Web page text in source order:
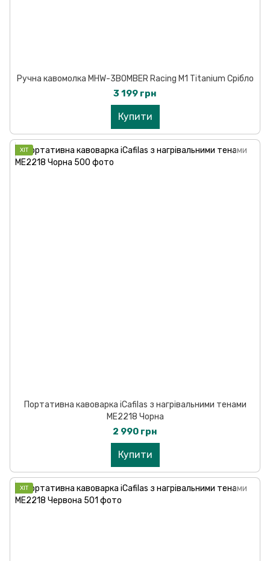
Ручна кавомолка MHW-3BOMBER Racing M1 Titanium Срібло
3 199 грн
Купити
ХІТ
Портативна кавоварка iCafilas з нагрівальними тенами
ME2218 Чорна
2 990 грн
Купити
ХІТ